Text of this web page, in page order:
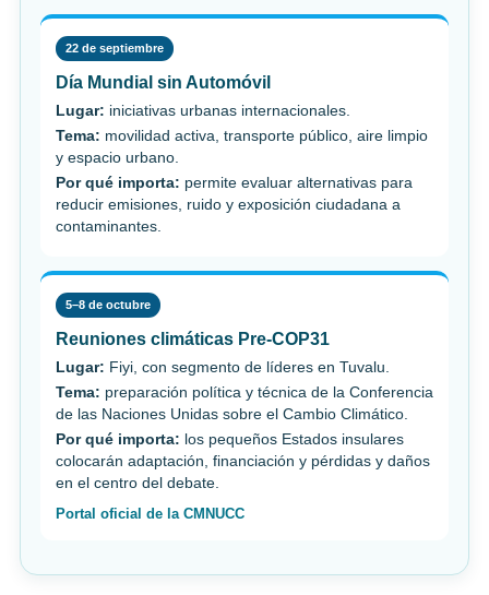
22 de septiembre
Día Mundial sin Automóvil
Lugar: iniciativas urbanas internacionales.
Tema: movilidad activa, transporte público, aire limpio
y espacio urbano.
Por qué importa: permite evaluar alternativas para
reducir emisiones, ruido y exposición ciudadana a
contaminantes.
5–8 de octubre
Reuniones climáticas Pre-COP31
Lugar: Fiyi, con segmento de líderes en Tuvalu.
Tema: preparación política y técnica de la Conferencia
de las Naciones Unidas sobre el Cambio Climático.
Por qué importa: los pequeños Estados insulares
colocarán adaptación, financiación y pérdidas y daños
en el centro del debate.
Portal oficial de la CMNUCC